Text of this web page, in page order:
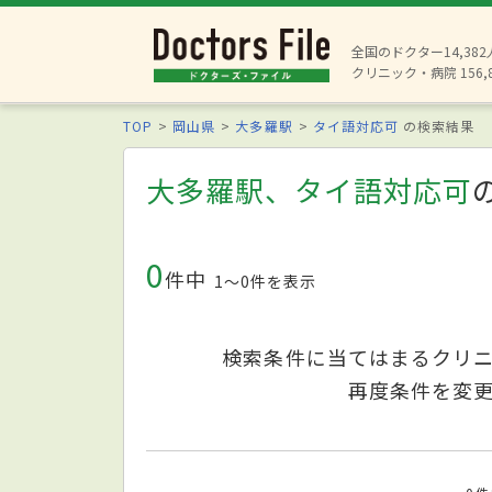
全国のドクター14,382
クリニック・病院
TOP 岡山県 大多羅駅 タイ語対応可 の検索結果
大多羅駅、タイ語対応可
0件中 1〜0件を表示
検索条件に当てはまるクリ
再度条件を変